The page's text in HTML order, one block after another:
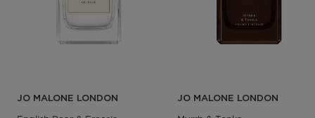
JO MALONE LONDON JO MALONE LONDON